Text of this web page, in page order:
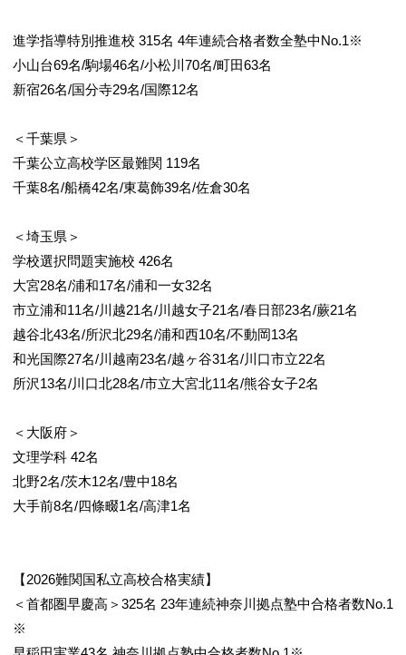
進学指導特別推進校 315名 4年連続合格者数全塾中No.1※
小山台69名/駒場46名/小松川70名/町田63名
新宿26名/国分寺29名/国際12名
＜千葉県＞
千葉公立高校学区最難関 119名
千葉8名/船橋42名/東葛飾39名/佐倉30名
＜埼玉県＞
学校選択問題実施校 426名
大宮28名/浦和17名/浦和一女32名
市立浦和11名/川越21名/川越女子21名/春日部23名/蕨21名
越谷北43名/所沢北29名/浦和西10名/不動岡13名
和光国際27名/川越南23名/越ヶ谷31名/川口市立22名
所沢13名/川口北28名/市立大宮北11名/熊谷女子2名
＜大阪府＞
文理学科 42名
北野2名/茨木12名/豊中18名
大手前8名/四條畷1名/高津1名
【2026難関国私立高校合格実績】
＜首都圏早慶高＞325名 23年連続神奈川拠点塾中合格者数No.1
※